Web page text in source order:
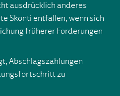
ausdrücklich anderes
Skonti entfallen, wenn sich
früherer Forderungen
Abschlagszahlungen
zu